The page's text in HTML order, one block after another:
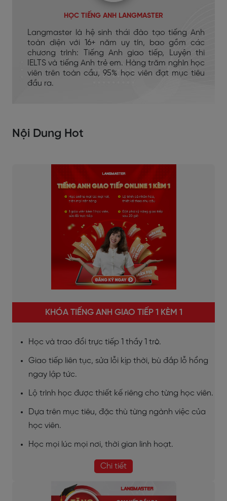
HỌC TIẾNG ANH LANGMASTER
Langmaster là hệ sinh thái đào tạo tiếng Anh
toàn diện với 16+ năm uy tín, bao gồm các
chương trình: Tiếng Anh giao tiếp, Luyện thi
IELTS và tiếng Anh trẻ em. Hàng trăm nghìn học
viên trên toàn cầu, 95% học viên đạt mục tiêu
đầu ra.
Nội Dung Hot
KHÓA TIẾNG ANH GIAO TIẾP 1 KÈM 1
Học và trao đổi trực tiếp 1 thầy 1 trò.
Giao tiếp liên tục, sửa lỗi kịp thời, bù đắp lỗ hổng
ngay lập tức.
Lộ trình học được thiết kế riêng cho từng học viên.
Dựa trên mục tiêu, đặc thù từng ngành việc của
học viên.
Học mọi lúc mọi nơi, thời gian linh hoạt.
Chi tiết